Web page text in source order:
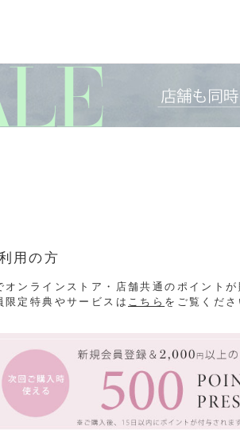
用の方
オンラインストア・店舗共通のポイントが
限定特典やサービスは こちら をご覧くださ